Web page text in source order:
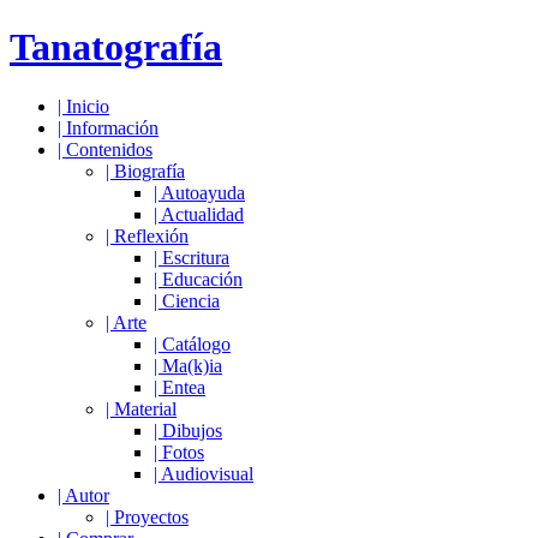
Tanatografía
| Inicio
| Información
| Contenidos
| Biografía
| Autoayuda
| Actualidad
| Reflexión
| Escritura
| Educación
| Ciencia
| Arte
| Catálogo
| Ma(k)ia
| Entea
| Material
| Dibujos
| Fotos
| Audiovisual
| Autor
| Proyectos